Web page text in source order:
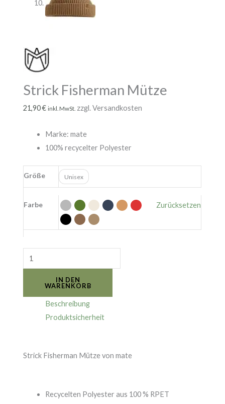
Strick Fisherman Mütze
21,90€ inkl. MwSt. zzgl. Versandkosten
Marke: mate
100% recycelter Polyester
Größe Unisex
Farbe Zurücksetzen
IN DEN
WARENKORB
Beschreibung
Produktsicherheit
Strick Fisherman Mütze von mate
Recycelten Polyester aus 100 % RPET